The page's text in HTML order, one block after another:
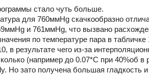
стало чуть больше.
для 760ммHg скачкообразно
и 761ммHg, что вызвано
по температуре пара в
в результате чего из-за
(например до 0.07*С при 40%об в
Но зато получена большая гладкость